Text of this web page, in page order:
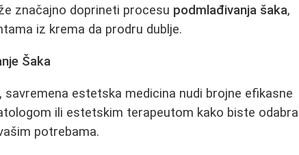
značajno doprineti procesu podmlađivanja šaka,
iz krema da prodru dublje.
Šaka
estetska medicina nudi brojne efikasne
ili estetskim terapeutom kako biste
potrebama.